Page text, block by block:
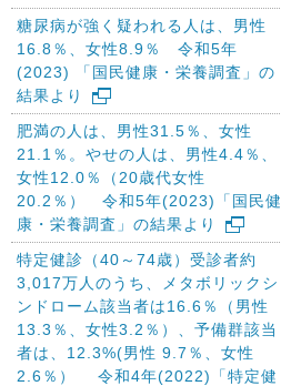
糖尿病が強く疑われる人は、男性
16.8％、女性8.9％ 令和5年
(2023) 「国民健康・栄養調査」の
結果より
肥満の人は、男性31.5％、女性
21.1％。やせの人は、男性4.4％、
女性12.0％（20歳代女性
20.2％） 令和5年(2023)「国民健
康・栄養調査」の結果より
特定健診（40～74歳）受診者約
3,017万人のうち、メタボリックシ
ンドローム該当者は16.6％（男性
13.3％、女性3.2％）、予備群該当
者は、12.3%(男性 9.7％、女性
2.6％） 令和4年(2022)「特定健